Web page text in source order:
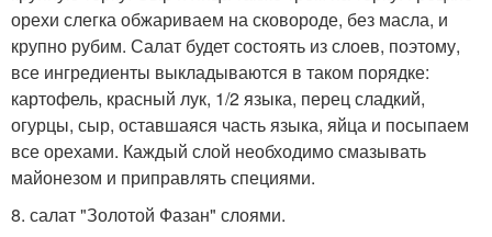
орехи слегка обжариваем на сковороде, без масла, и
крупно рубим. Салат будет состоять из слоев, поэтому,
все ингредиенты выкладываются в таком порядке:
картофель, красный лук, 1/2 языка, перец сладкий,
огурцы, сыр, оставшаяся часть языка, яйца и посыпаем
все орехами. Каждый слой необходимо смазывать
майонезом и приправлять специями.
8. салат "Золотой Фазан" слоями.